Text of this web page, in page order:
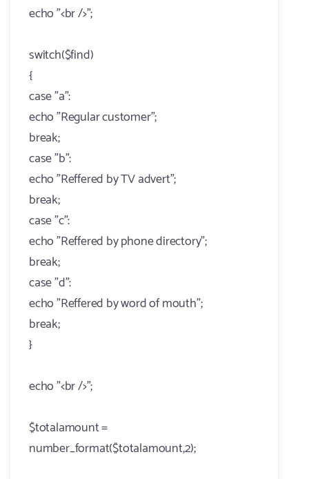
echo "<br />";
switch($find)
{
case "a":
echo "Regular customer";
break;
case "b":
echo "Reffered by TV advert";
break;
case "c":
echo "Reffered by phone directory";
break;
case "d":
echo "Reffered by word of mouth";
break;
}
echo "<br />";
$totalamount =
number_format($totalamount,2);